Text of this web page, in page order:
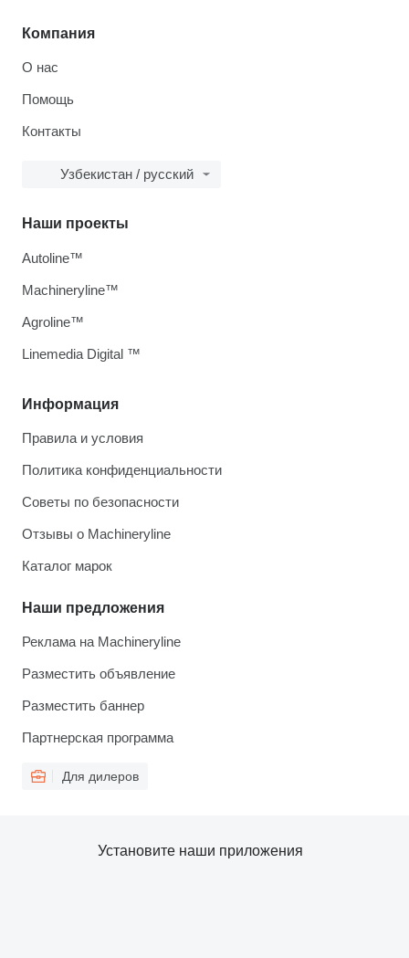
Компания
О нас
Помощь
Контакты
Узбекистан / русский
Информация
Правила и условия
Политика конфиденциальности
Советы по безопасности
Отзывы о Machineryline
Каталог марок
Наши предложения
Реклама на Machineryline
Разместить объявление
Разместить баннер
Партнерская программа
Для дилеров
Наши проекты
Autoline™
Machineryline™
Agroline™
Linemedia Digital ™
Установите наши приложения